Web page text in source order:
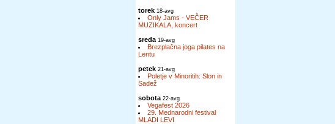
torek 18-avg
Only Jams - VEČER
MUZIKALA, koncert
sreda 19-avg
Brezplačna joga pilates na
Lentu
petek 21-avg
Poletje v Minoritih: Slon in
Sadež
sobota 22-avg
Vegafest 2026
29. Mednarodni festival
MLADI LEVI